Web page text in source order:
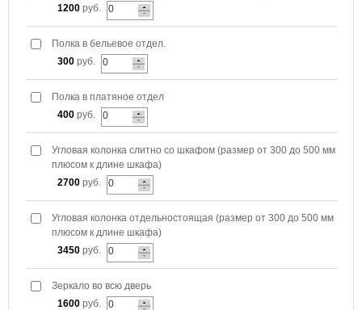
1200 руб.
Полка в бельевое отдел.
300 руб.
Полка в платяное отдел
400 руб.
Угловая колонка слитно со шкафом (размер от 300 до 500 мм
плюсом к длине шкафа)
2700 руб.
Угловая колонка отдельностоящая (размер от 300 до 500 мм
плюсом к длине шкафа)
3450 руб.
Зеркало во всю дверь
1600 руб.